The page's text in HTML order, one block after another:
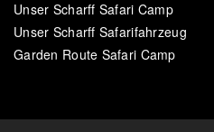
Unser Scharff Safari Camp
Unser Scharff Safarifahrzeug
Garden Route Safari Camp